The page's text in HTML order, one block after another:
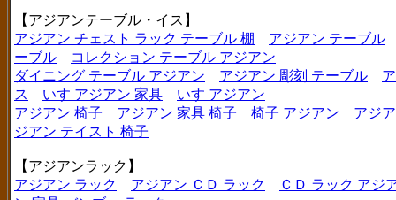
【アジアンテーブル・イス】
アジアン チェスト ラック テーブル 棚
アジアン テーブル
ーブル
コレクション テーブル アジアン
ダイニング テーブル アジアン
アジアン 彫刻 テーブル
ス
いす アジアン 家具
いす アジアン
アジアン 椅子
アジアン 家具 椅子 椅子 アジアン
アジ
ジアン テイスト 椅子
【アジアンラック】
アジアン ラック
アジアン ＣＤ ラック
ＣＤ ラック アジ